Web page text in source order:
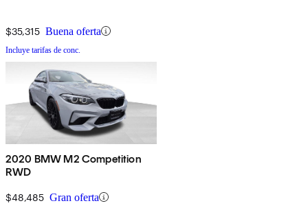
$35,315 Buena oferta
Incluye tarifas de conc.
2020 BMW M2 Competition
RWD
$48,485 Gran oferta